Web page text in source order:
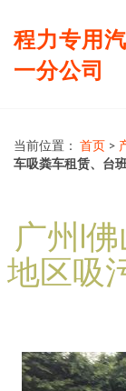
程力专用
一分公司
当前位置： 首页 >
车吸粪车租赁、台
广州|
地区吸